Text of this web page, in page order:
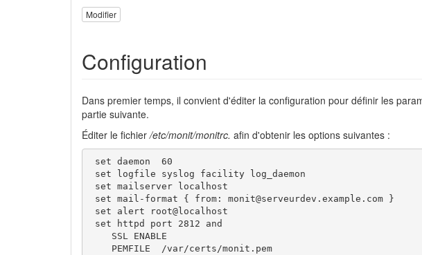
Modifier
Configuration
Dans premier temps, il convient d'éditer la configuration pour définir les
partie suivante.
Éditer le fichier/etc/monit/monitrc. afin d'obtenir les options suivantes :
set daemon  60
set logfile syslog facility log_daemon
set mailserver localhost
set mail-format { from: monit@serveurdev.example.com }
set alert root@localhost
set httpd port 2812 and
    SSL ENABLE
    PEMFILE  /var/certs/monit.pem